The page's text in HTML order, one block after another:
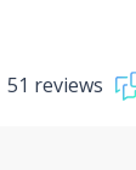
51 reviews